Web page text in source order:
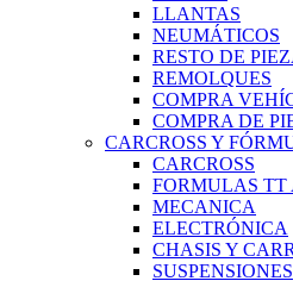
LLANTAS
NEUMÁTICOS
RESTO DE
REMOLQUES
COMPRA
COMPRA DE
CARCROSS Y
CARCROSS
FORMULAS TT
MECANICA
ELECTRÓNICA
CHASIS Y
SUSPENSIONES